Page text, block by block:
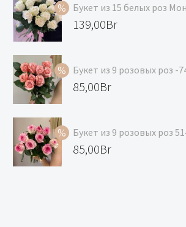
Букет из 15 белых роз
Первоначальная
147,00Br.
139,00Br
139,00Br.
Букет из 9 розовых роз -
Первоначальная
99,00Br.
85,00Br
85,00Br.
Букет из 9 розовых роз
Первоначальная
85,00Br